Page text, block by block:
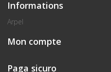
Informations
Arpel
Mon compte
Paga sicuro